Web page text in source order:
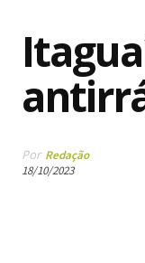
Por Redação
18/10/2023